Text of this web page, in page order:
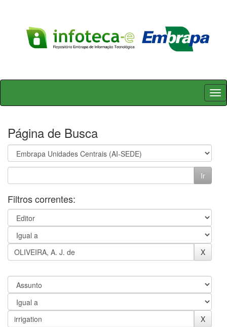
Skip
Página de Busca
Filtros correntes: